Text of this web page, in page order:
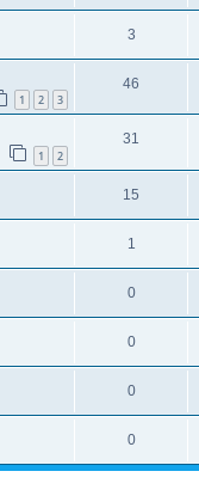
3
1 2 3
46
1 2
31
15
1
0
0
0
0